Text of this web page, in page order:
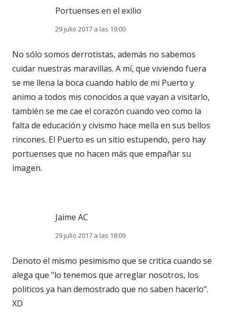
Portuenses en el exilio
29 julio 2017 a las 19:00
No sólo somos derrotistas, además no sabemos
cuidar nuestras maravillas. A mí, que viviendo fuera
se me llena la boca cuando hablo de mi Puerto y
animo a todos mis conocidos a que vayan a visitarlo,
también se me cae el corazón cuando veo como la
falta de educación y civismo hace mella en sus bellos
rincones. El Puerto es un sitio estupendo, pero hay
portuenses que no hacen más que empañar su
imagen.
Jaime AC
29 julio 2017 a las 18:09
Denoto el mismo pesimismo que se critica cuando se
alega que "lo tenemos que arreglar nosotros, los
politicos ya han demostrado que no saben hacerlo".
XD